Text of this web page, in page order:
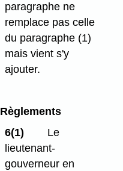
paragraphe ne
remplace pas celle
du paragraphe (1)
mais vient s'y
ajouter.
Règlements
6(1)
Le
lieutenant-
gouverneur en